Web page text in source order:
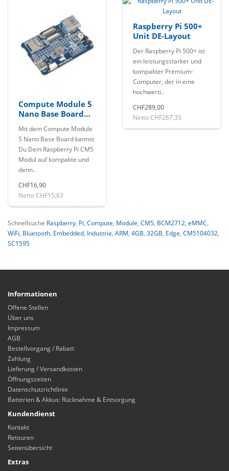
Compute Module 5
Nano Base Board
Mit dem Compute Module
5 Nano Base Board kannst
Du Dein Raspberry Pi CM5
Modul auf kompakte und
denn..
CHF16,90
Netto CHF15,63
Raspberry Pi 500+
Unit DE-Layout
Der Raspberry Pi 500+ ist
ein leistungsstarker und
kompakter Premium-
Computer, der in eine
hochwerti..
CHF289,00
Netto CHF267,35
Schnellsuche Raspberry, Pi, Compute, Module, CM5, BCM2712, eMMC,
WiFi, Bluetooth, Embedded, Industrie, ARM, 4GB, 32GB, Edge, CM5104032,
SC1595
Informationen
Offene Stellen
Über uns
Impressum
AGB
Bestellvorgang / Rabatt
Zahlung
Lieferung / Versandkosten
Öffnungszeiten
Datenschutzrichtlinie
Batterien & Akkus: Rücknahme & Entsorgung
Kundendienst
Kontakt
Retouren
Seitenübersicht
Extras